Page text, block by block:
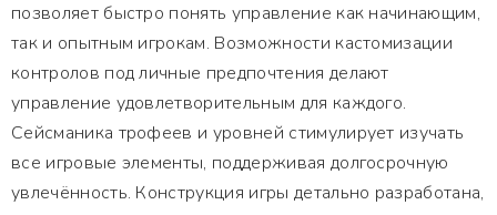
позволяет быстро понять управление как начинающим,
так и опытным игрокам. Возможности кастомизации
контролов под личные предпочтения делают
управление удовлетворительным для каждого.
Сейсманика трофеев и уровней стимулирует изучать
все игровые элементы, поддерживая долгосрочную
увлечённость. Конструкция игры детально разработана,